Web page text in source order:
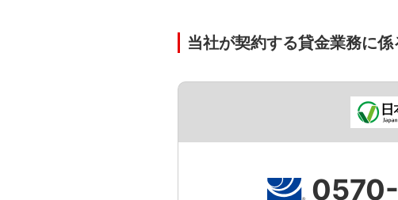
当社が契約する貸金業務に